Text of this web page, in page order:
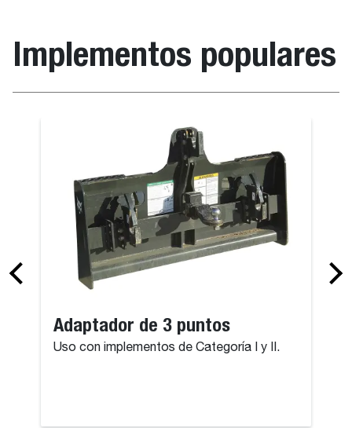
Implementos populares
Adaptador de 3 puntos
Uso con implementos de Categoría I y II.